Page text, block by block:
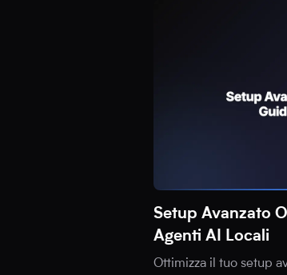
Setup Avanzato
Agenti AI Locali
Ottimizza il tuo setup